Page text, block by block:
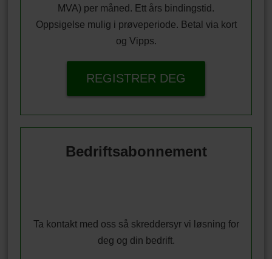
MVA) per måned. Ett års bindingstid.
Oppsigelse mulig i prøveperiode. Betal via kort
og Vipps.
REGISTRER DEG
Bedriftsabonnement
Ta kontakt med oss så skreddersyr vi løsning for
deg og din bedrift.